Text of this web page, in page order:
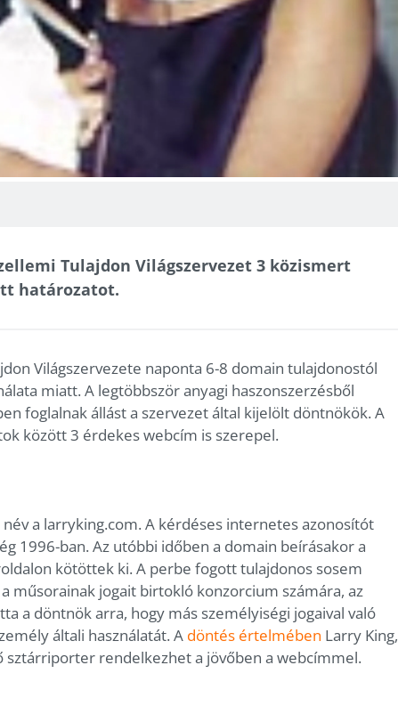
Tulajdon Világszervezet 3 közismert
határozatot.
Világszervezete naponta 6-8 domain tulajdonostól
miatt. A legtöbbször anyagi haszonszerzésből
foglalnak állást a szervezet által kijelölt döntnökök. A
között 3 érdekes webcím is szerepel.
a larryking.com. A kérdéses internetes azonosítót
1996-ban. Az utóbbi időben a domain beírásakor a
kötöttek ki. A perbe fogott tulajdonos sosem
műsorainak jogait birtokló konzorcium számára, az
a döntnök arra, hogy más személyiségi jogaival való
általi használatát. A döntés értelmében Larry King,
rendelkezhet a jövőben a webcímmel.